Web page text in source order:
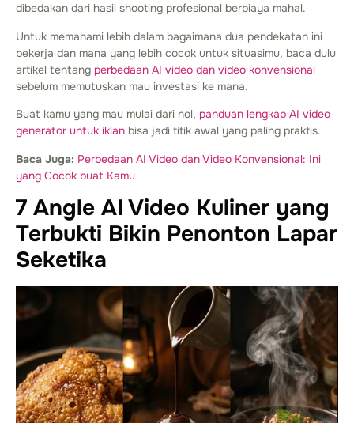
dibedakan dari hasil shooting profesional berbiaya mahal.
Untuk memahami lebih dalam bagaimana dua pendekatan ini
bekerja dan mana yang lebih cocok untuk situasimu, baca dulu
artikel tentang perbedaan AI video dan video konvensional
sebelum memutuskan mau investasi ke mana.
Buat kamu yang mau mulai dari nol, panduan lengkap AI video
generator untuk iklan bisa jadi titik awal yang paling praktis.
Baca Juga: Perbedaan AI Video dan Video Konvensional: Ini
yang Cocok buat Kamu
7 Angle AI Video Kuliner yang
Terbukti Bikin Penonton Lapar
Seketika